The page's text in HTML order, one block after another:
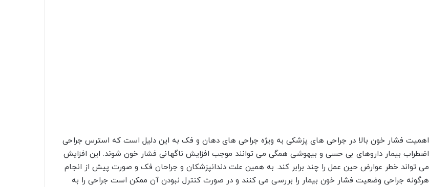
اهمیت فشار خون بالا در جراحی های پزشکی به ویژه جراحی های دهان و فک به این دلیل است که استرس جراحی
اضطراب بیمار داروهای بی حسی و بیهوشی همگی می توانند موجب افزایش ناگهانی فشار خون شوند. این افزایش
می تواند خطر عوارض حین عمل را چند برابر کند. به همین علت دندانپزشکان و جراحان فک و صورت پیش از انجام
هرگونه جراحی وضعیت فشار خون بیمار را بررسی می کنند و در صورت کنترل نبودن آن ممکن است جراحی را به